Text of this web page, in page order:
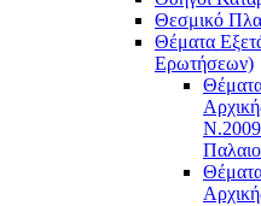
Θεσμικό
Θέματα
Ερωτήσεων)